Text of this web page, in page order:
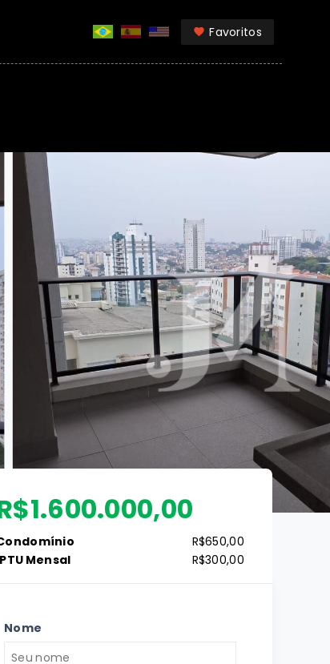
Favoritos
R$650,00
Mensal
R$300,00
Nome